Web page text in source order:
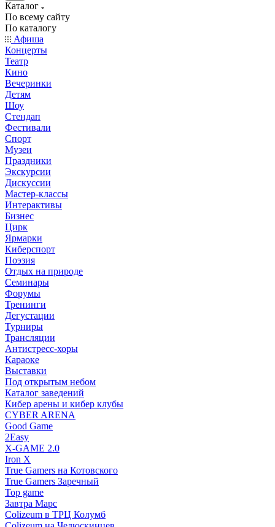
Каталог
По всему сайту
По каталогу
Афиша
Концерты
Театр
Кино
Вечеринки
Детям
Шоу
Стендап
Фестивали
Спорт
Музеи
Праздники
Экскурсии
Дискуссии
Мастер-классы
Интерактивы
Бизнес
Цирк
Ярмарки
Киберспорт
Поэзия
Отдых на природе
Семинары
Форумы
Тренинги
Дегустации
Турниры
Трансляции
Антистресс-хоры
Караоке
Выставки
Под открытым небом
Каталог заведений
Кибер арены и кибер клубы
CYBER ARENA
Good Game
2Easy
X-GAME 2.0
Iron X
True Gamers на Котовского
True Gamers Заречный
Top game
Завтра Марс
Colizeum в ТРЦ Колумб